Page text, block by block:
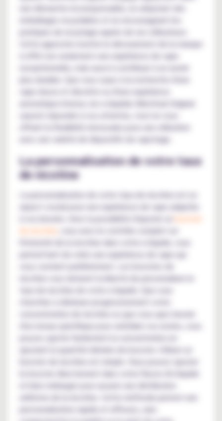
emballages recyclables et en encourageant les
pratiques de recyclage auprès de ses utilisateurs.
Cette approche montre le dévouement de la marque
à offrir non seulement une expérience de vape
exceptionnelle, mais aussi à contribuer à un avenir
vape douce et discrète ou d'une expérience
aromatique intense, les e-liquides Montreal Original
offrant la flexibilité nécessaire pour une utilisation
avec une variété de dispositifs de vapotage.
La personnalisation de votre taux
de nicotine
La personnalisation de votre taux de nicotine est un
aspect crucial pour une expérience de vape adaptée
l'intensité de la nicotine dans votre e-liquide, vous
permettant de créer une expérience de vape qui
nicotine vous donnent la liberté de personnaliser le
taux de nicotine de votre e-liquide. Que vous
cherchiez à diminuer progressivement votre
consommation de nicotine ou que vous ayez besoin
d'un niveau spécifique pour satisfaire vos envies, vous
ajoutant la quantité désirée de booster. Utiliser un
booster de nicotine est simple. Vous pouvez ajouter
et bien mélanger pour assurer une distribution
uniforme de la nicotine. Cette méthode permet une
personnalisation rapide et efficace, sans